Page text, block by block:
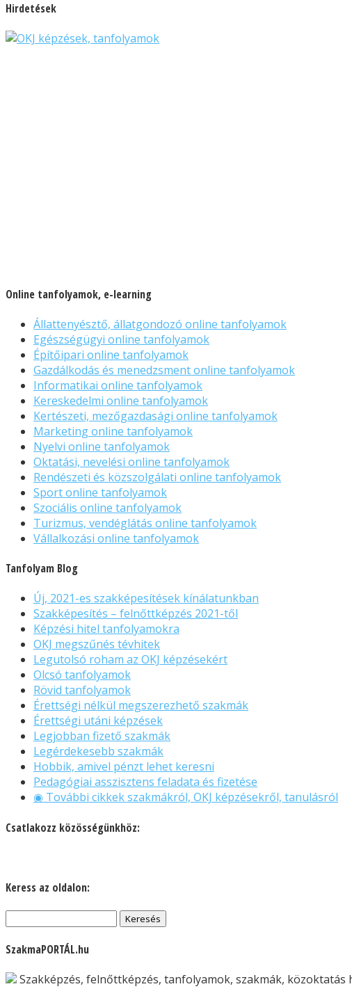
Hirdetések
Online tanfolyamok, e-learning
Állattenyésztő, állatgondozó online tanfolyamok
Egészségügyi online tanfolyamok
Építőipari online tanfolyamok
Gazdálkodás és menedzsment online tanfolyamok
Informatikai online tanfolyamok
Kereskedelmi online tanfolyamok
Kertészeti, mezőgazdasági online tanfolyamok
Marketing online tanfolyamok
Nyelvi online tanfolyamok
Oktatási, nevelési online tanfolyamok
Rendészeti és közszolgálati online tanfolyamok
Sport online tanfolyamok
Szociális online tanfolyamok
Turizmus, vendéglátás online tanfolyamok
Vállalkozási online tanfolyamok
Tanfolyam Blog
Új, 2021-es szakképesítések kínálatunkban
Szakképesítés – felnőttképzés 2021-től
Képzési hitel tanfolyamokra
OKJ megszűnés tévhitek
Legutolsó roham az OKJ képzésekért
Olcsó tanfolyamok
Rövid tanfolyamok
Érettségi nélkül megszerezhető szakmák
Érettségi utáni képzések
Legjobban fizető szakmák
Legérdekesebb szakmák
Hobbik, amivel pénzt lehet keresni
Pedagógiai asszisztens feladata és fizetése
◉ További cikkek szakmákról, OKJ képzésekről, tanulásról
Csatlakozz közösségünkhöz:
Keress az oldalon:
SzakmaPORTÁL.hu
Szakképzés, felnőttképzés, tanfolyamok, szakmák, közoktatás